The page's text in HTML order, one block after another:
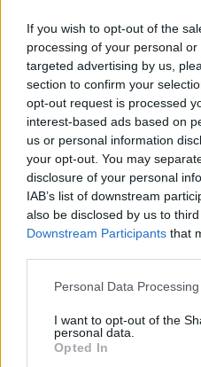
If you wish to opt-out of the
processing of your personal
targeted advertising by us,
section to confirm your
opt-out request is processed
interest-based ads based on
us or personal information
your opt-out. You may
disclosure of your personal
IAB’s list of downstream
also be disclosed by us to
Downstream Participants that
Please note that this website/
not limited to your visit or
grant or deny consent to
use your data for below
Personal Data
I want to opt-out of the
personal data.
Opted In
darabot a musicalektől
közönségnek, és hála a
népszerűségének, most
Polanski annak idején
1967-es filmnek, hanem
Sharon Tateoldalán
A szépséges színésznő